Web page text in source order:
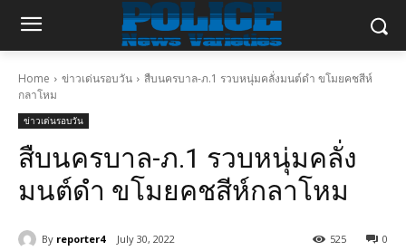
Home ข่าวเด่นรอบวัน
สืบนครบาล-ภ.1 รวบหนุ่มคลั่งมนต์ดำ ขโมยคชสีห์
กลาโหม
ข่าวเด่นรอบวัน
สืบนครบาล-ภ.1 รวบหนุ่มคลั่ง
มนต์ดำ ขโมยคชสีห์กลาโหม
By reporter4 July 30, 2022 0
525